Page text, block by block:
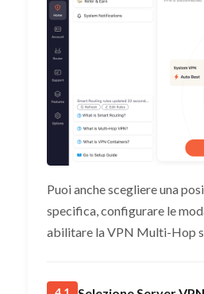
Puoi anche scegliere una
specifica, configurare le
abilitare la VPN Multi-Hop